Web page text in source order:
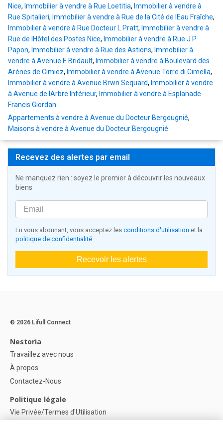
Nice, Immobilier à vendre à Rue Loetitia, Immobilier à vendre à
Rue Spitalieri, Immobilier à vendre à Rue de la Cité de lEau Fraîche,
Immobilier à vendre à Rue Docteur L Pratt, Immobilier à vendre à
Rue de lHôtel des Postes Nice, Immobilier à vendre à Rue J P
Papon, Immobilier à vendre à Rue des Astions, Immobilier à
vendre à Avenue E Bridault, Immobilier à vendre à Boulevard des
Arènes de Cimiez, Immobilier à vendre à Avenue Torre di Cimella,
Immobilier à vendre à Avenue Brwn Sequard, Immobilier à vendre
à Avenue de lArbre Inférieur, Immobilier à vendre à Esplanade
Francis Giordan
Appartements à vendre à Avenue du Docteur Bergougnié,
Maisons à vendre à Avenue du Docteur Bergougnié
Recevez des alertes par email
Ne manquez rien : soyez le premier à découvrir les nouveaux
biens
En vous abonnant, vous acceptez les conditions d'utilisation et la
politique de confidentialité
Recevoir les alertes
© 2026 Lifull Connect
Nestoria
Travaillez avec nous
À propos
Contactez-Nous
Politique légale
Vie Privée/Termes d'Utilisation